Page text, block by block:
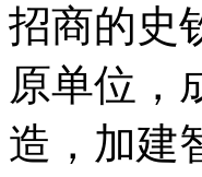
招商的史
原单位，
造，加建